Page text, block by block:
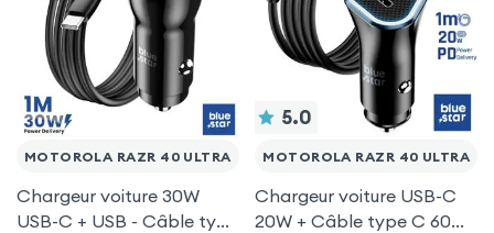
MOTOROLA RAZR 40 ULTRA
Chargeur voiture 30W
USB-C + USB - Câble type
5.0
MOTOROLA RAZR 40 ULTRA
Chargeur voiture USB-C
20W + Câble type C 60W